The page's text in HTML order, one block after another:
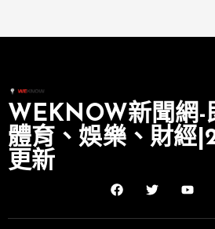
WEKNOW新聞網-
體育、娛樂、財經
更新